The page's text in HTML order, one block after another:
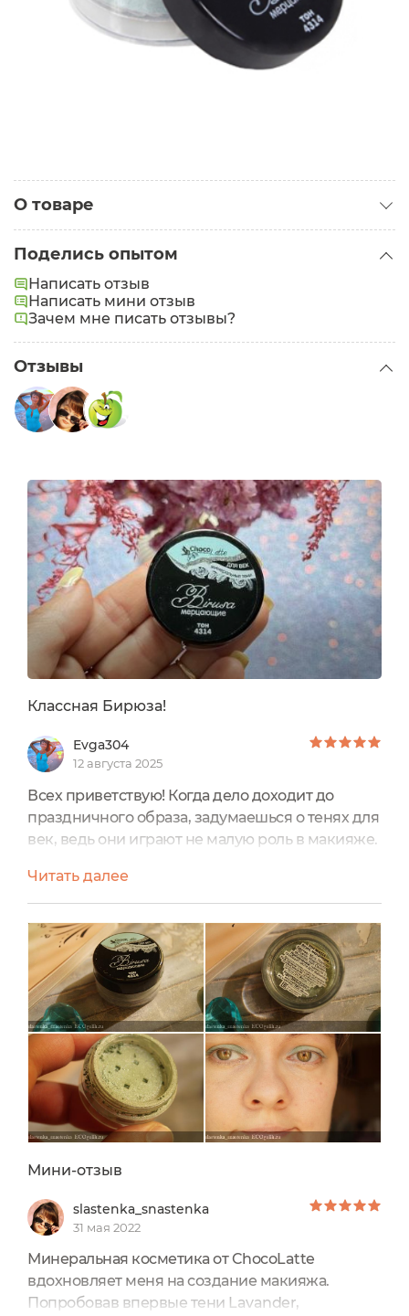
О товаре
Поделись опытом
Написать отзыв
Написать мини отзыв
Зачем мне писать отзывы?
Отзывы
Классная Бирюза!
Evga304
12 августа 2025
Всех приветствую! Когда дело доходит до
праздничного образа, задумаешься о тенях для
век, ведь они играют не малую роль в макияже.
4314 Birusa мерцающиеот ChocoLatte.
Мерцающие тени нежного бирюзового оттенка
обладают лёгкой и шелковистой структурой,
создавая стойкий и эффектный макияж.У
бренда я еще не брала тени, но надо же
попробовать. Располагаются...
Читать далее
Мини-отзыв
slastenka_snastenka
31 мая 2022
Минеральная косметика от ChocoLatte
вдохновляет меня на создание макияжа.
Попробовав впервые тени Lavander,